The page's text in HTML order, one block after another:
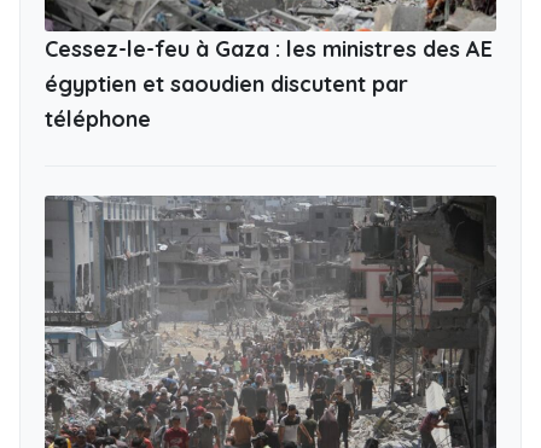
Cessez-le-feu à Gaza : les ministres des AE
égyptien et saoudien discutent par
téléphone